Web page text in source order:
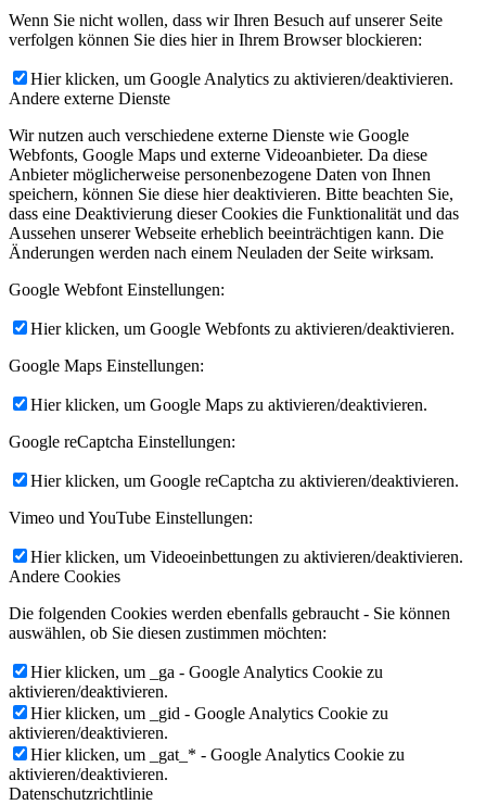
Wenn Sie nicht wollen, dass wir Ihren Besuch auf unserer Seite
verfolgen können Sie dies hier in Ihrem Browser blockieren:
Hier klicken, um Google Analytics zu aktivieren/deaktivieren.
Andere externe Dienste
Wir nutzen auch verschiedene externe Dienste wie Google
Webfonts, Google Maps und externe Videoanbieter. Da diese
Anbieter möglicherweise personenbezogene Daten von Ihnen
speichern, können Sie diese hier deaktivieren. Bitte beachten Sie,
dass eine Deaktivierung dieser Cookies die Funktionalität und das
Aussehen unserer Webseite erheblich beeinträchtigen kann. Die
Änderungen werden nach einem Neuladen der Seite wirksam.
Google Webfont Einstellungen:
Hier klicken, um Google Webfonts zu aktivieren/deaktivieren.
Google Maps Einstellungen:
Hier klicken, um Google Maps zu aktivieren/deaktivieren.
Google reCaptcha Einstellungen:
Hier klicken, um Google reCaptcha zu aktivieren/deaktivieren.
Vimeo und YouTube Einstellungen:
Hier klicken, um Videoeinbettungen zu aktivieren/deaktivieren.
Andere Cookies
Die folgenden Cookies werden ebenfalls gebraucht - Sie können
auswählen, ob Sie diesen zustimmen möchten:
Hier klicken, um _ga - Google Analytics Cookie zu
aktivieren/deaktivieren.
Hier klicken, um _gid - Google Analytics Cookie zu
aktivieren/deaktivieren.
Hier klicken, um _gat_* - Google Analytics Cookie zu
aktivieren/deaktivieren.
Datenschutzrichtlinie